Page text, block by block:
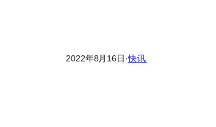
2022年8月16日·快讯